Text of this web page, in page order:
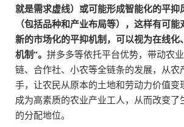
就是需求虚线）或可能形成智能化的平抑
（包括品种和产业布局等），这样有可
新的市场化的平抑机制，可以视为在线化
机制”。 拼多多等依托平台优势，带动农
链、合作社、小农等全链条的发展，从农
手，让农民从原本的土地和劳动力价值变
成为高素质的农业产业工人，从而改变了
的分配地位。